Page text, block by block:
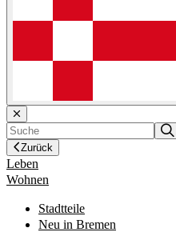
Zurück
Leben
Wohnen
Stadtteile
Neu in Bremen